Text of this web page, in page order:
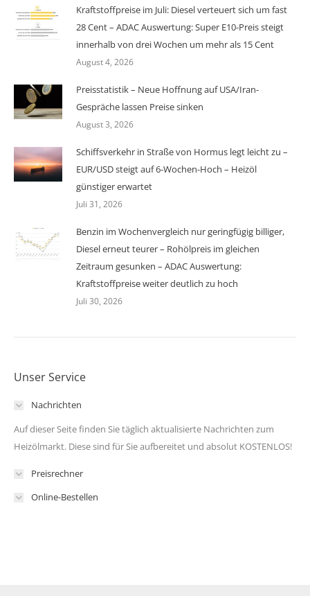
Kraftstoffpreise im Juli: Diesel verteuert sich um fast
28 Cent – ADAC Auswertung: Super E10-Preis steigt
innerhalb von drei Wochen um mehr als 15 Cent
August 4, 2026
Preisstatistik – Neue Hoffnung auf USA/Iran-
Gespräche lassen Preise sinken
August 3, 2026
Schiffsverkehr in Straße von Hormus legt leicht zu –
EUR/USD steigt auf 6-Wochen-Hoch – Heizöl
günstiger erwartet
Juli 31, 2026
Benzin im Wochenvergleich nur geringfügig billiger,
Diesel erneut teurer – Rohölpreis im gleichen
Zeitraum gesunken – ADAC Auswertung:
Kraftstoffpreise weiter deutlich zu hoch
Juli 30, 2026
Unser Service
Nachrichten
Auf dieser Seite finden Sie täglich aktualisierte Nachrichten zum
Heizölmarkt. Diese sind für Sie aufbereitet und absolut KOSTENLOS!
Preisrechner
Online-Bestellen